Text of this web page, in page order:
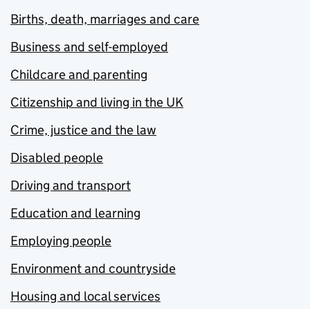
Births, death, marriages and care
Business and self-employed
Childcare and parenting
Citizenship and living in the UK
Crime, justice and the law
Disabled people
Driving and transport
Education and learning
Employing people
Environment and countryside
Housing and local services